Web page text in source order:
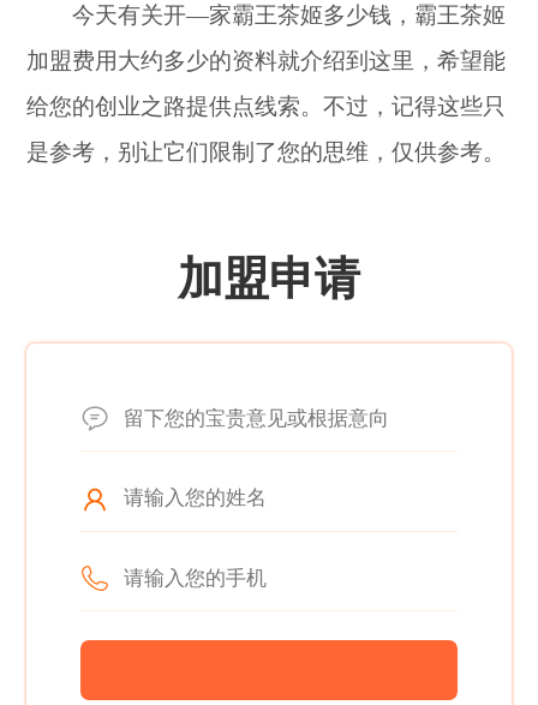
今天有关开—家霸王茶姬多少钱，霸王茶姬
加盟费用大约多少的资料就介绍到这里，希望能
给您的创业之路提供点线索。不过，记得这些只
是参考，别让它们限制了您的思维，仅供参考。
加盟申请